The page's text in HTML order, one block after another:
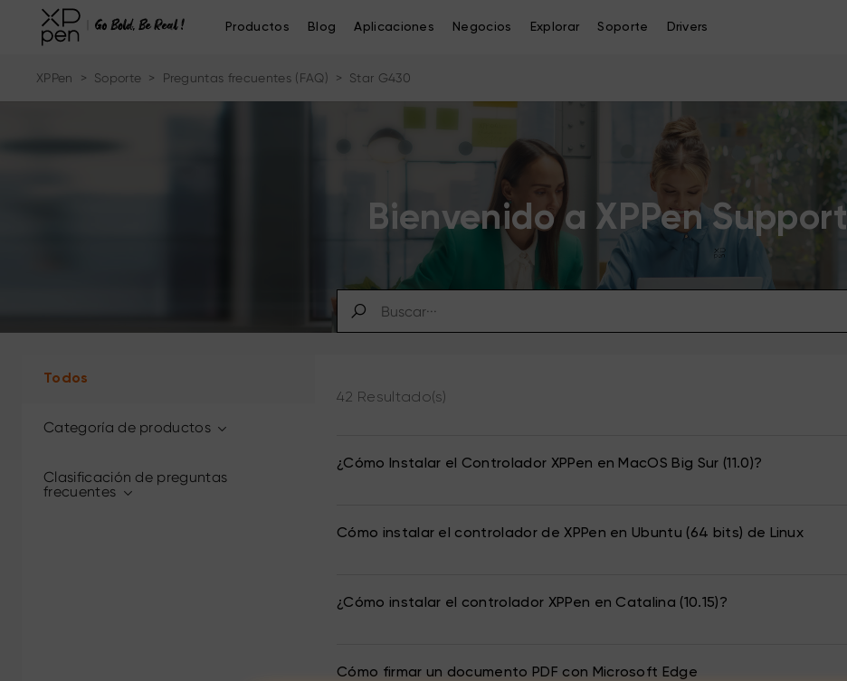
Productos Blog Aplicaciones Negocios Explorar Soporte Drivers
XPPen > Soporte > Preguntas frecuentes (FAQ) > Star G430
Bienvenido a XPPen Support
Todos
Categoría de productos
Clasificación de preguntas
frecuentes
42 Resultado(s)
¿Cómo Instalar el Controlador XPPen en MacOS Big Sur (11.0)?
Cómo instalar el controlador de XPPen en Ubuntu (64 bits) de Linux
¿Cómo instalar el controlador XPPen en Catalina (10.15)?
Cómo firmar un documento PDF con Microsoft Edge